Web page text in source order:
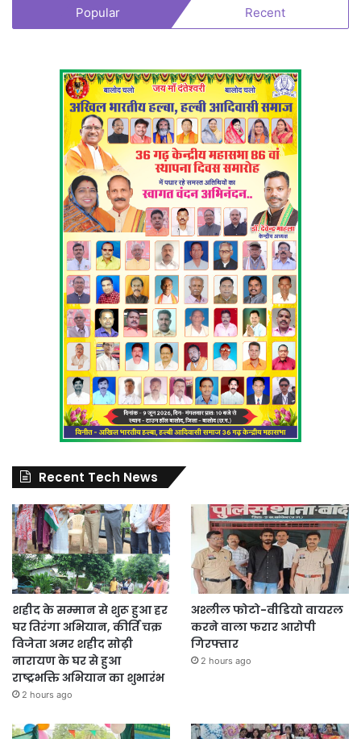
Popular Recent
Recent Tech News
शहीद के सम्मान से शुरू हुआ हर
घर तिरंगा अभियान, कीर्ति चक्र
विजेता अमर शहीद सोढ़ी
नारायण के घर से हुआ
राष्ट्रभक्ति अभियान का शुभारंभ
2 hours ago
अश्लील फोटो-वीडियो वायरल
करने वाला फरार आरोपी
गिरफ्तार
2 hours ago